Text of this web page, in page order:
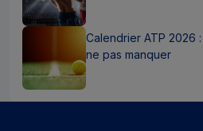
Calendrier ATP 2026
ne pas manquer